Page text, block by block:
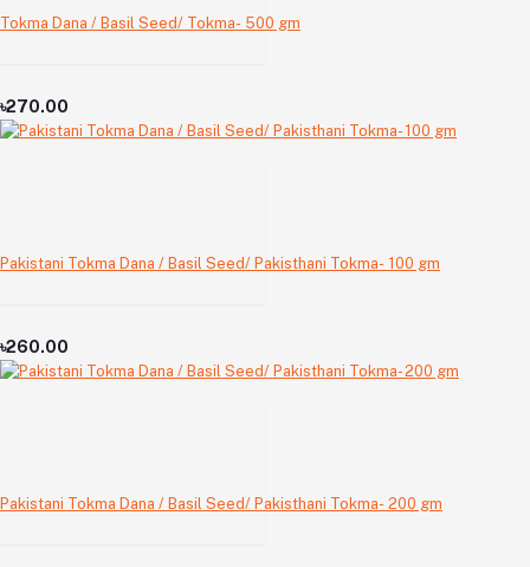
Tokma Dana / Basil Seed/ Tokma- 500 gm
৳270.00
Pakistani Tokma Dana / Basil Seed/ Pakisthani Tokma- 100 gm
৳260.00
Pakistani Tokma Dana / Basil Seed/ Pakisthani Tokma- 200 gm